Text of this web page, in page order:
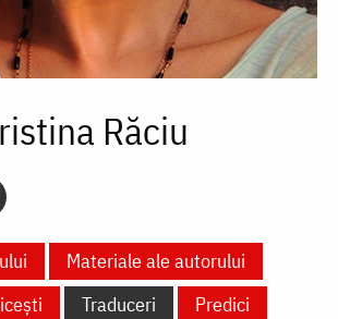
Răciu
Materiale ale autorului
Traduceri
Predici